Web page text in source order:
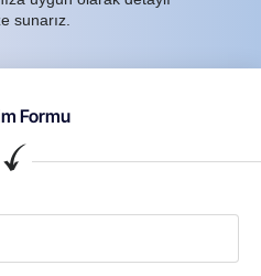
sunarız.
Formu